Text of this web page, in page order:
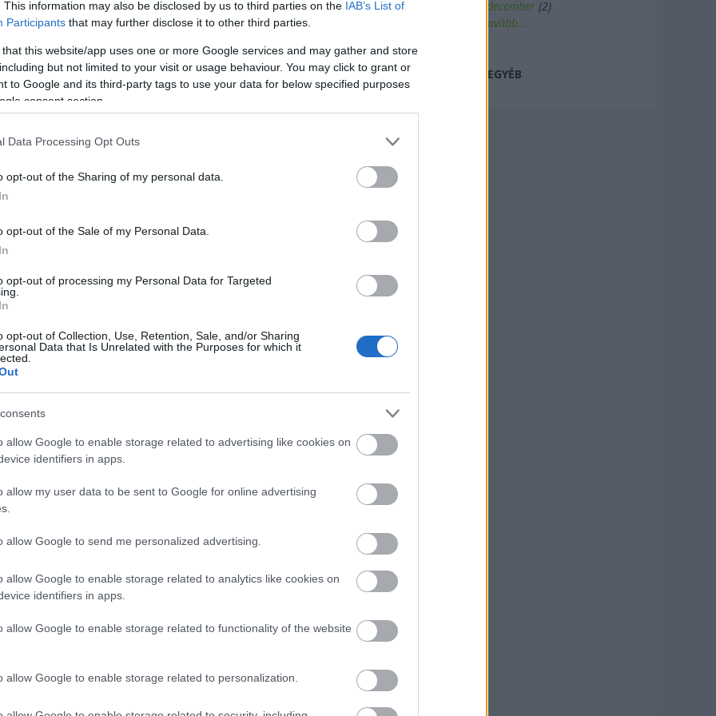
This information may also be disclosed by us to third parties on the IAB’s List of
Participants that may further disclose it to other third parties.
that this website/app uses one or more Google services and may gather and store
but not limited to your visit or usage behaviour. You may click to grant or
to Google and its third-party tags to use your data for below specified purposes
consent section.
Data Processing Opt Outs
opt-out of the Sharing of my personal data.
opt-out of the Sale of my Personal Data.
opt-out of processing my Personal Data for Targeted
opt-out of Collection, Use, Retention, Sale, and/or Sharing
Data that Is Unrelated with the Purposes for which it
allow Google to enable storage related to advertising like cookies on
identifiers in apps.
allow my user data to be sent to Google for online advertising
allow Google to send me personalized advertising.
allow Google to enable storage related to analytics like cookies on
identifiers in apps.
allow Google to enable storage related to functionality of the website
allow Google to enable storage related to personalization.
pedig nehezen hozható összhangba az
között látták el más portfóliójú
szerint azért került el 2003-ban a
az akkori kormány attól tartott, hogy az
felügyeletből adódó konfliktushelyzetet
Így először a
a miniszterelnök a feladattal, ami végül
után, különösebb indoklás nélkül került
hírközlési és energiaügyi
majd az innovációs és technológiai
míg régebben az OAH feladatát és
2003. (VII. 29.)) kijelentette, hogy
miniszter tárcafelelősségtől függetlenül
miszerint tulajdonképpen akkor sincs
felelős miniszter felügyeli az OAH-t, ma
helyét átvevőrendeletben(118/2011.
az OAH munkatársai
, az OAH válaszait pedignem tartjuk
is úgy gondoljuk, hogy
szakemberei nem lehetnek
atomerőmű-építési projektben,
működő, általuk felügyelt atomerőmű
követelmény, hogy az általuk felügyelt
biztosított és egyértelmű legyen, és
csorba.
feltárja, hogya megfelelő számú és
2017 december (2)
Tovább...
EGYÉB